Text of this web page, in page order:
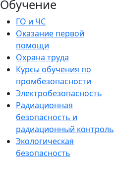
Обучение
ГО и ЧС
Оказание первой
помощи
Охрана труда
Курсы обучения по
промбезопасности
Электробезопасность
Радиационная
безопасность и
радиационный контроль
Экологическая
безопасность